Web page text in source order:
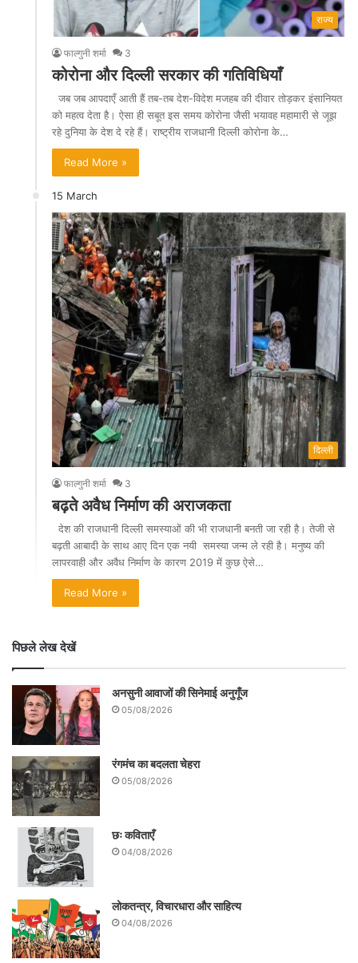
राज्य
फाल्गुनी शर्मा 3
कोरोना और दिल्ली सरकार की गतिविधियाँ
जब जब आपदाएँ आती हैं तब-तब देश-विदेश मजहब की दीवार तोड़कर इंसानियत
को महत्व देता है। ऐसा ही सबूत इस समय कोरोना जैसी भयावह महामारी से जूझ
रहे दुनिया के देश दे रहे हैं। राष्ट्रीय राजधानी दिल्ली कोरोना के…
Read More »
15 March
दिल्ली
फाल्गुनी शर्मा 3
बढ़ते अवैध निर्माण की अराजकता
देश की राजधानी दिल्ली समस्याओं की भी राजधानी बनती जा रही है। तेजी से
बढ़ती आबादी के साथ आए दिन एक नयी समस्या जन्म ले रही है। मनुष्य की
लापरवाही और अवैध निर्माण के कारण 2019 में कुछ ऐसे…
Read More »
पिछले लेख देखें
अनसुनी आवाजों की सिनेमाई अनुगूँज
05/08/2026
रंगमंच का बदलता चेहरा
05/08/2026
छः कविताएँ
04/08/2026
लोकतन्त्र, विचारधारा और साहित्य
04/08/2026